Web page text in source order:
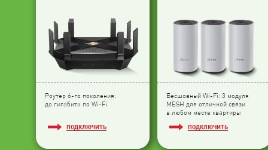
Роутер 6-го поколения:
до гигабита по Wi-Fi
ПОДКЛЮЧИТЬ
Бесшовный Wi-Fi: 3 модуля
МESH для отличной связи
в любом месте квартиры
ПОДКЛЮЧИТЬ